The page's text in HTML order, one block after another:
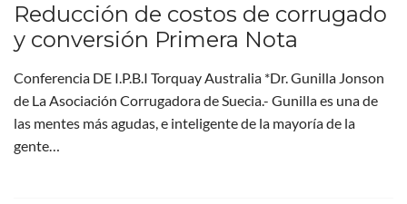
Reducción de costos de corrugado
y conversión Primera Nota
Conferencia DE I.P.B.I Torquay Australia *Dr. Gunilla Jonson
de La Asociación Corrugadora de Suecia.- Gunilla es una de
las mentes más agudas, e inteligente de la mayoría de la
gente…